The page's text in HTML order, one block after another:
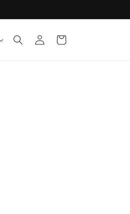
Iniciar
sesión
Carrito